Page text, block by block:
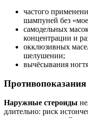
частого
шампуней без
самодельных
концентрации и
окклюзивных
шелушении;
вычёсывания
Наружные стероиды
длительно: риск